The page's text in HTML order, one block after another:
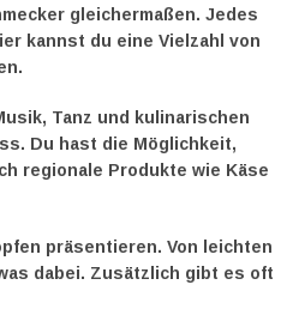
gleichermaßen. Jedes
kannst du eine Vielzahl von
Tanz und kulinarischen
Du hast die Möglichkeit,
regionale Produkte wie Käse
präsentieren. Von leichten
dabei. Zusätzlich gibt es oft